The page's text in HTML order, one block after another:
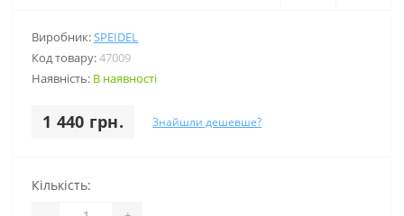
Виробник:SPEIDEL
Код товару:47009
Наявність: В наявності
1 440 грн. Знайшли дешевше?
Кількість: